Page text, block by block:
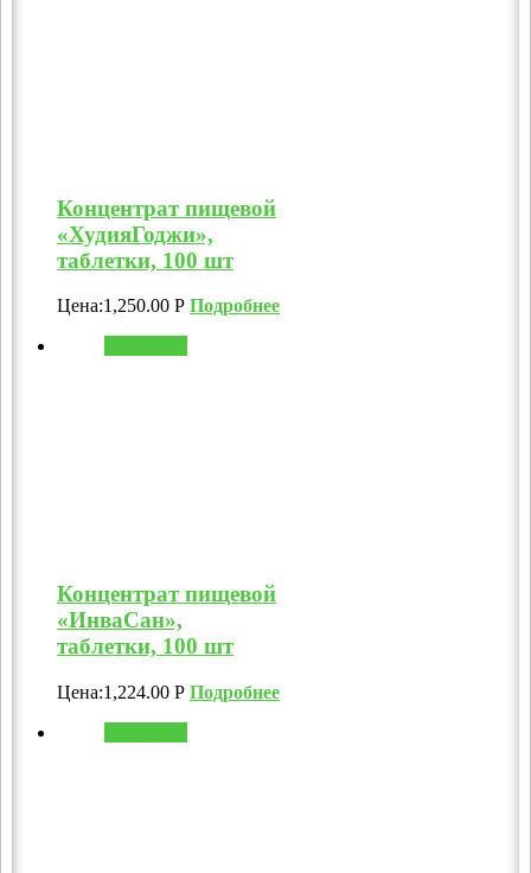
Концентрат пищевой
«ХудияГоджи»,
таблетки, 100 шт
Цена:1,250.00 Р Подробнее
Концентрат пищевой
«ИнваСан»,
таблетки, 100 шт
Цена:1,224.00 Р Подробнее